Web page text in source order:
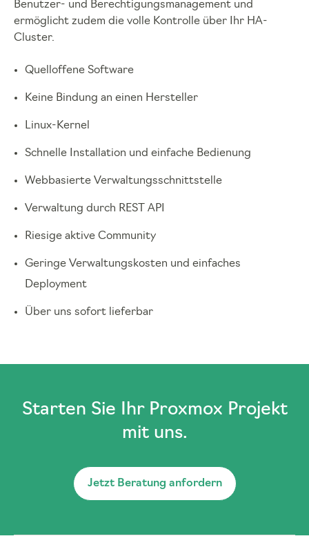
Benutzer- und Berechtigungsmanagement und
ermöglicht zudem die volle Kontrolle über Ihr HA-
Cluster.
Quelloffene Software
Keine Bindung an einen Hersteller
Linux-Kernel
Schnelle Installation und einfache Bedienung
Webbasierte Verwaltungsschnittstelle
Verwaltung durch REST API
Riesige aktive Community
Geringe Verwaltungskosten und einfaches
Deployment
Über uns sofort lieferbar
Starten Sie Ihr Proxmox Projekt
mit uns.
Jetzt Beratung anfordern